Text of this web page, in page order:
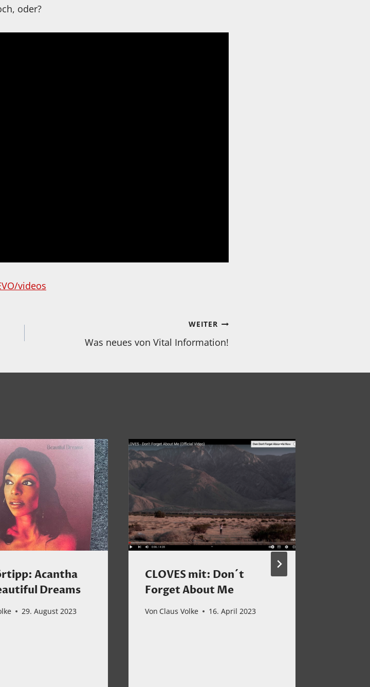
oder?
videos
WEITER
Was neues von Vital Information!
Acantha
Dreams
29. August 2023
CLOVES mit: Don´t
Forget About Me
Von Claus Volke 16. April 2023